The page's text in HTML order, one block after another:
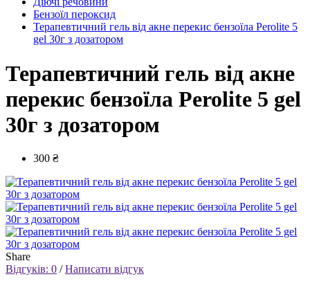
Бензоїл пероксид
Терапевтичний гель від акне перекис бензоїла Perolite 5
gel 30г з дозатором
Терапевтичний гель від акне
перекис бензоїла Perolite 5 gel
30г з дозатором
300 ₴
Share
Відгуків: 0 /Написати відгук